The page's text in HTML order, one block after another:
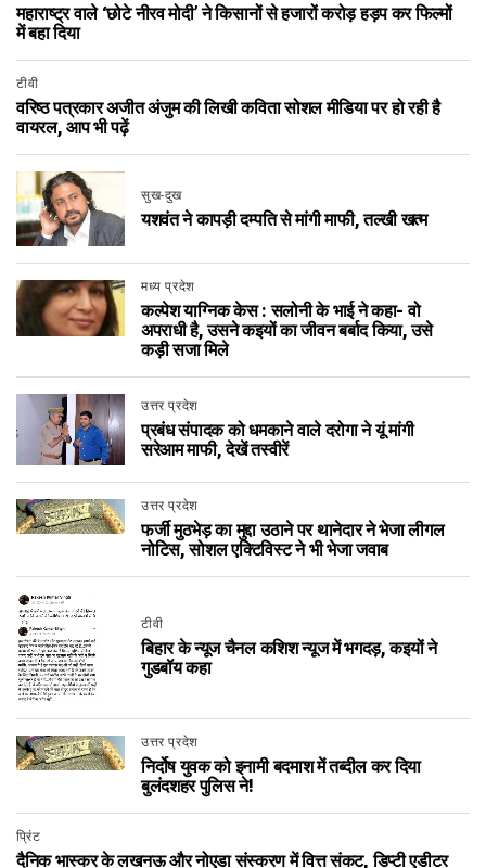
महाराष्ट्र वाले ‘छोटे नीरव मोदी’ ने किसानों से हजारों करोड़ हड़प कर फिल्मों
में बहा दिया
टीवी
वरिष्ठ पत्रकार अजीत अंजुम की लिखी कविता सोशल मीडिया पर हो रही है
वायरल, आप भी पढ़ें
सुख-दुख
यशवंत ने कापड़ी दम्पति से मांगी माफी, तल्खी खत्म
मध्य प्रदेश
कल्पेश याग्निक केस : सलोनी के भाई ने कहा- वो
अपराधी है, उसने कइयों का जीवन बर्बाद किया, उसे
कड़ी सजा मिले
उत्तर प्रदेश
प्रबंध संपादक को धमकाने वाले दरोगा ने यूं मांगी
सरेआम माफी, देखें तस्वीरें
उत्तर प्रदेश
फर्जी मुठभेड़ का मुद्दा उठाने पर थानेदार ने भेजा लीगल
नोटिस, सोशल एक्टिविस्ट ने भी भेजा जवाब
टीवी
बिहार के न्यूज चैनल कशिश न्यूज में भगदड़, कइयों ने
गुडबॉय कहा
उत्तर प्रदेश
निर्दोष युवक को इनामी बदमाश में तब्दील कर दिया
बुलंदशहर पुलिस ने!
प्रिंट
दैनिक भास्कर के लखनऊ और नोएडा संस्करण में वित्त संकट, डिप्टी एडीटर